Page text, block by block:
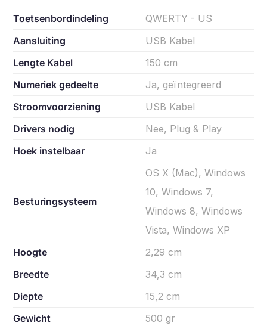
Toetsenbordindeling
QWERTY - US
Aansluiting
USB Kabel
Lengte Kabel
150 cm
Numeriek gedeelte
Ja, geïntegreerd
Stroomvoorziening
USB Kabel
Drivers nodig
Nee, Plug & Play
Hoek instelbaar
Ja
Besturingsysteem
OS X (Mac), Windows
10, Windows 7,
Windows 8, Windows
Vista, Windows XP
Hoogte
2,29 cm
Breedte
34,3 cm
Diepte
15,2 cm
Gewicht
500 gr